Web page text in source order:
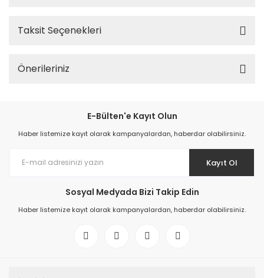
Taksit Seçenekleri
Önerileriniz
E-Bülten'e Kayıt Olun
Haber listemize kayıt olarak kampanyalardan, haberdar olabilirsiniz.
Kayıt Ol
Sosyal Medyada Bizi Takip Edin
Haber listemize kayıt olarak kampanyalardan, haberdar olabilirsiniz.